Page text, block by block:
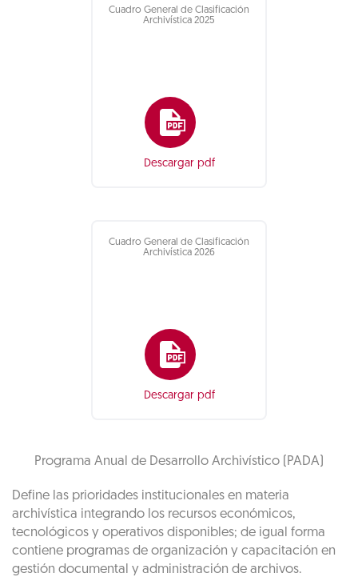
Cuadro General de Clasificación
Archivística 2025
Descargar pdf
Cuadro General de Clasificación
Archivística 2026
Descargar pdf
Programa Anual de Desarrollo Archivístico (PADA)
Define las prioridades institucionales en materia
archivística integrando los recursos económicos,
tecnológicos y operativos disponibles; de igual forma
contiene programas de organización y capacitación en
gestión documental y administración de archivos.